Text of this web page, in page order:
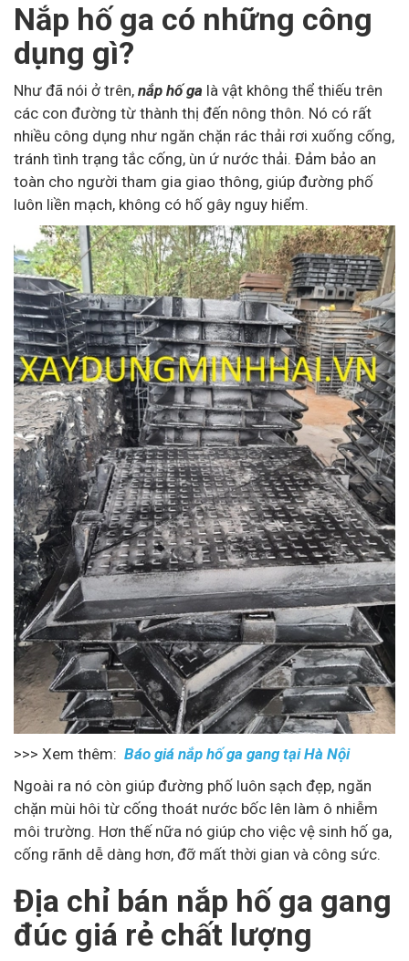
Nắp hố ga có những công
dụng gì?
Như đã nói ở trên, nắp hố ga là vật không thể thiếu trên
các con đường từ thành thị đến nông thôn. Nó có rất
nhiều công dụng như ngăn chặn rác thải rơi xuống cống,
tránh tình trạng tắc cống, ùn ứ nước thải. Đảm bảo an
toàn cho người tham gia giao thông, giúp đường phố
luôn liền mạch, không có hố gây nguy hiểm.
>>> Xem thêm: Báo giá nắp hố ga gang tại Hà Nội
Ngoài ra nó còn giúp đường phố luôn sạch đẹp, ngăn
chặn mùi hôi từ cống thoát nước bốc lên làm ô nhiễm
môi trường. Hơn thế nữa nó giúp cho việc vệ sinh hố ga,
cống rãnh dễ dàng hơn, đỡ mất thời gian và công sức.
Địa chỉ bán nắp hố ga gang
đúc giá rẻ chất lượng